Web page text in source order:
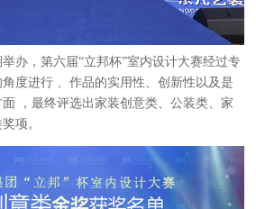
举办，第六届“立邦杯”室内设计大赛经过专
角度进行 、作品的实用性、创新性以及是
面
，最终评选出家装创意类、公装类、家
项。